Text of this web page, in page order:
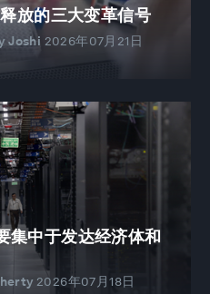
放的三大变革信号
Joshi 2026年07月21日
集中于发达经济体和
2026年07月18日